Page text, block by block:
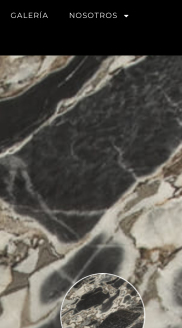
GALERÍA NOSOTROS